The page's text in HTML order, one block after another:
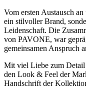
Vom ersten Austausch
ein stilvoller Brand,
Leidenschaft. Die
von PAVONE, war
gemeinsamen Anspruch
Mit viel Liebe zum
den Look & Feel der
Handschrift der